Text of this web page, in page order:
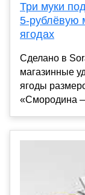
Три муки
5-рублёвую
ягодах
Сделано в
магазинные
ягоды
«Смородина